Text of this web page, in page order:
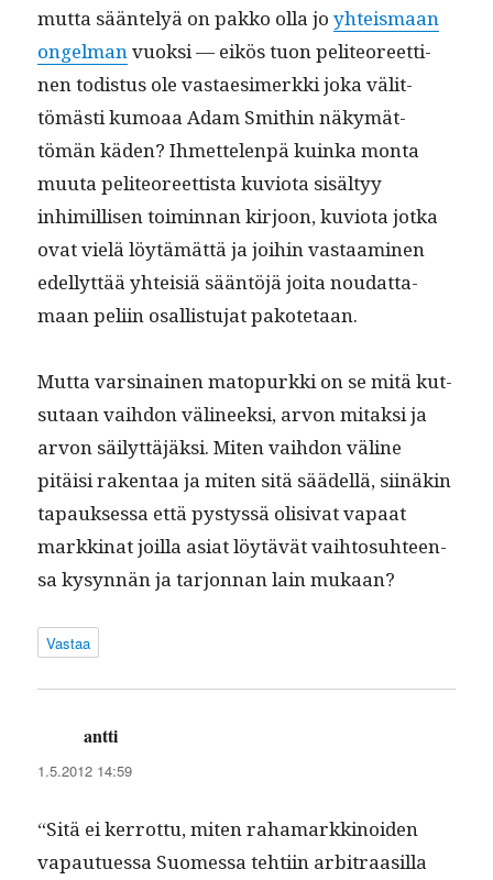
mut­ta sään­te­lyä on pakko olla joyhteis­maan
ongel­manvuok­si — eikös tuon peli­te­o­reet­ti­
nen todis­tus ole vas­taes­imerk­ki joka välit­
tömästi kumoaa Adam Smithin näkymät­
tömän käden? Ihmette­len­pä kuin­ka mon­ta
muu­ta peli­te­o­reet­tista kuvio­ta sisäl­tyy
inhimil­lisen toimin­nan kir­joon, kuvio­ta jot­ka
ovat vielä löytämät­tä ja joi­hin vas­taami­nen
edel­lyt­tää yhteisiä sään­töjä joi­ta nou­dat­ta­
maan peli­in osal­lis­tu­jat pakotetaan.
Mut­ta varsi­nainen matop­urk­ki on se mitä kut­
su­taan vai­h­don väli­neek­si, arvon mitak­si ja
arvon säi­lyt­täjäk­si. Miten vai­h­don väline
pitäisi rak­en­taa ja miten sitä säädel­lä, siinäkin
tapauk­ses­sa että pystyssä oli­si­vat vapaat
markki­nat joil­la asi­at löytävät vai­h­to­suh­teen­
sa kysyn­nän ja tar­jon­nan lain mukaan?
Vastaa
antti
1.5.2012 14:59
“Sitä ei ker­rot­tu, miten rahamarkki­noiden
vapautues­sa Suomes­sa tehti­in arbi­traasil­la